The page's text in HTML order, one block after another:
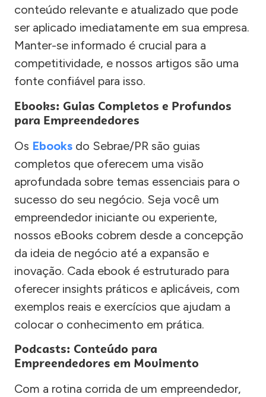
conteúdo relevante e atualizado que pode
ser aplicado imediatamente em sua empresa.
Manter-se informado é crucial para a
competitividade, e nossos artigos são uma
fonte confiável para isso.
Ebooks: Guias Completos e Profundos
para Empreendedores
Os Ebooks do Sebrae/PR são guias
completos que oferecem uma visão
aprofundada sobre temas essenciais para o
sucesso do seu negócio. Seja você um
empreendedor iniciante ou experiente,
nossos eBooks cobrem desde a concepção
da ideia de negócio até a expansão e
inovação. Cada ebook é estruturado para
oferecer insights práticos e aplicáveis, com
exemplos reais e exercícios que ajudam a
colocar o conhecimento em prática.
Podcasts: Conteúdo para
Empreendedores em Movimento
Com a rotina corrida de um empreendedor,